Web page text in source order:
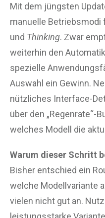
Mit dem jüngsten
manuelle Betriebsmodi
und Thinking. Zwar
weiterhin den
spezielle
Auswahl ein Gewinn.
nützliches Interface-
über den „Regenrate“-
welches Modell die
Warum dieser Schritt
Bisher entschied ein
welche Modellvariante
vielen nicht gut an.